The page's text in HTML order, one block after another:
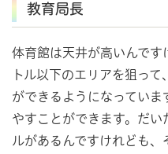
教育局長
体育館は天井が高いんで
トル以下のエリアを狙っ
ができるようになってい
やすことができます。だ
ルがあるんですけれども